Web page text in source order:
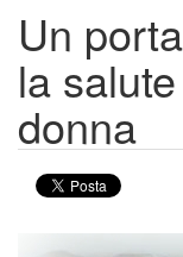
Un
la
donna